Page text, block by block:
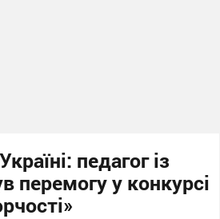
педагог із
перемогу у конкурсі